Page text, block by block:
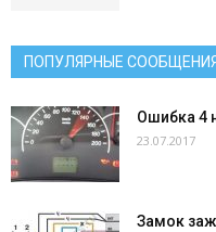
ПОПУЛЯРНЫЕ СООБЩЕНИЯ
Ошибка 4
23.07.2017
Замок